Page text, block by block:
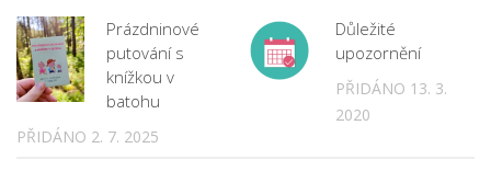
Prázdninové
putování s
knížkou v
batohu
PŘIDÁNO 2. 7. 2025
Důležité
upozornění
PŘIDÁNO 13. 3.
2020